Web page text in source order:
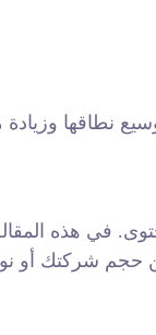
نطاقها
في هذه
حجم شركتك أو